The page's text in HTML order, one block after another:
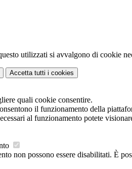
utilizzati si avvalgono di cookie
Accetta tutti i cookies
quali cookie consentire.
il funzionamento della
al funzionamento potete
non possono essere disabilitati. È